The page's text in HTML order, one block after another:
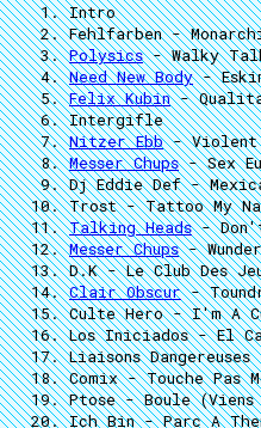
Intro
Fehlfarben-
Polysics- Walky
Need New Body-
Felix Kubin-
Intergifle
Nitzer Ebb- Violent
Messer Chups- Sex
Dj Eddie Def-
Trost- Tattoo My
Talking Heads- Don't
Messer Chups-
D.K- Le Club Des
Clair Obscur-
Culte Hero- I'm A
Los Iniciados- El
Liaisons Dangereuses-
Comix- Touche Pas
Ptose- Boule
Ich Bin- Parc A